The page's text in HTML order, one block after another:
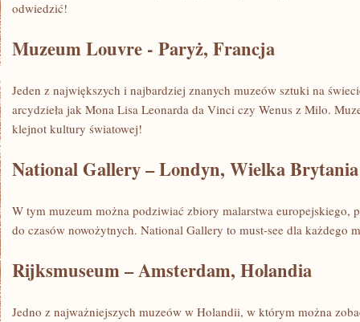
odwiedzić!
Muzeum Louvre ⁢- Paryż,‍ Francja
Jeden z największych‍ i najbardziej znanych muzeów sztuki na
arcydzieła jak‌ Mona Lisa Leonarda da Vinci ​czy Wenus ‍z ⁢Milo.
klejnot kultury ⁣światowej!
National Gallery – Londyn, Wielka Brytania
W tym⁣ muzeum można podziwiać zbiory malarstwa europejskiego,
do ​czasów‍ nowożytnych. National Gallery to must-see dla każdego
Rijksmuseum – Amsterdam, Holandia
Jedno z najważniejszych muzeów w Holandii, w⁣ którym⁢ można